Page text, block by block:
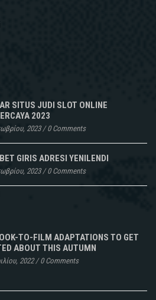
SITUS JUDI SLOT ONLINE
2023
2023/0 Comments
GIRIS ADRESI YENILENDI
2023/0 Comments
TO-FILM ADAPTATIONS TO GET
ABOUT THIS AUTUMN
2022/0 Comments